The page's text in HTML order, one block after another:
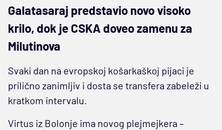
Galatasaraj predstavio novo visoko
krilo, dok je CSKA doveo zamenu za
Milutinova
Svaki dan na evropskoj košarkaškoj pijaci je
prilično zanimljiv i dosta se transfera zabeleži u
kratkom intervalu.
Virtus iz Bolonje ima novog plejmejkera –